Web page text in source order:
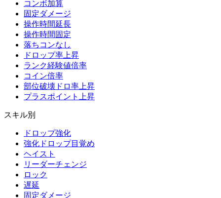
コンボ加算
固定ダメージ
操作時間延長
操作時間固定
落ちコンなし
ドロップ率上昇
ランク経験値倍率
コイン倍率
部位破壊ドロ率上昇
プラスポイント上昇
スキル別
ドロップ強化
強化ドロップ目覚め
ヘイスト
リーダーチェンジ
ロック
遅延
固定ダメージ